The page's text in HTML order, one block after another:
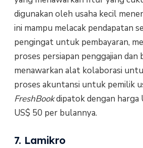
digunakan oleh usaha kecil
ini mampu melacak pendapatan
pengingat untuk pembayaran,
proses persiapan penggajian dan
menawarkan alat kolaborasi
proses akuntansi untuk pemilik
FreshBookdipatok dengan harga
US$ 50 per bulannya.
7. Lamikro